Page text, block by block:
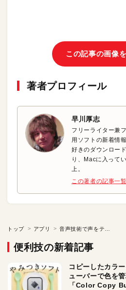
この記事の画像
著者プロフィール
早川厚志
フリーライター兼
用ソフトの新着情
好きのダウンロー
り、Macに入って
上。
この著者の記事一覧
トップ アプリ
便利技の新着記事
コピーしたカラ
ューバーで色を
「Color Copy